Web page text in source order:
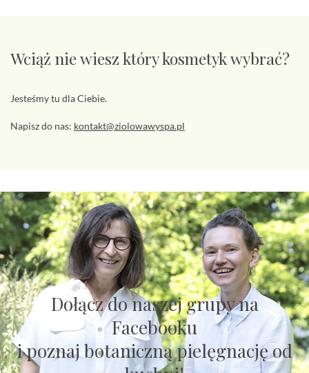
Wciąż nie wiesz który kosmetyk wybrać?
Jesteśmy tu dla Ciebie.
Napisz do nas: kontakt@ziolowawyspa.pl
Dołącz do naszej grupy na
Facebooku
i poznaj botaniczną pielęgnację od